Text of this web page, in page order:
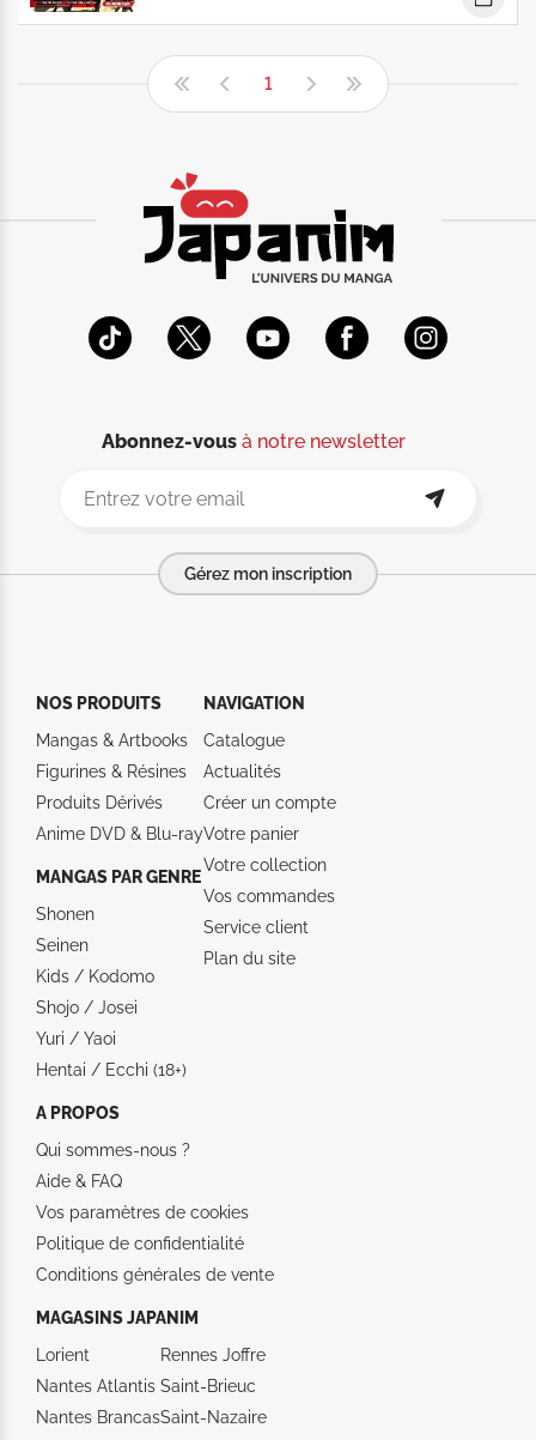
1
Abonnez-vousà notre newsletter
Gérez mon inscription
NOS PRODUITS
Mangas & Artbooks
Figurines & Résines
Produits Dérivés
Anime DVD & Blu‑ray
MANGAS PAR GENRE
Shonen
Seinen
Kids / Kodomo
Shojo / Josei
Yuri / Yaoi
Hentai / Ecchi (18+)
NAVIGATION
Catalogue
Actualités
Créer un compte
Votre panier
Votre collection
Vos commandes
Service client
Plan du site
A PROPOS
Qui sommes-nous ?
Aide & FAQ
Vos paramètres de cookies
Politique de confidentialité
Conditions générales de vente
MAGASINS JAPANIM
Lorient
Nantes Atlantis
Nantes Brancas
Rennes Joffre
Saint-Brieuc
Saint-Nazaire